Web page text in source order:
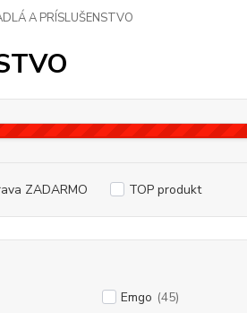
A PRÍSLUŠENSTVO
ZADARMO TOP produkt
Emgo (45)